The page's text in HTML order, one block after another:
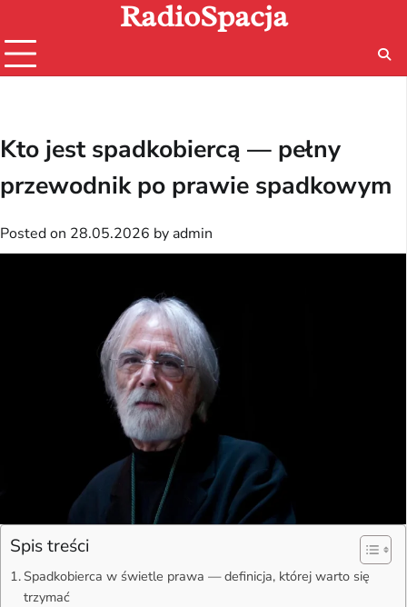
content
RadioSpacja
Kto jest spadkobiercą — pełny
przewodnik po prawie spadkowym
Posted on 28.05.2026 by admin
Spis treści
Spadkobierca w świetle prawa — definicja, której warto się
trzymać